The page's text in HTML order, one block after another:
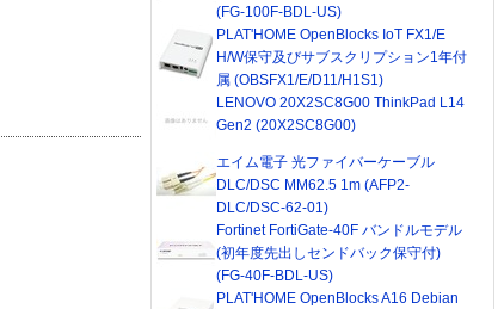
(FG-100F-BDL-US)
PLAT'HOME OpenBlocks IoT FX1/E
H/W保守及びサブスクリプション1年付
属 (OBSFX1/E/D11/H1S1)
LENOVO 20X2SC8G00 ThinkPad L14
Gen2 (20X2SC8G00)
エイム電子 光ファイバーケーブル
DLC/DSC MM62.5 1m (AFP2-
DLC/DSC-62-01)
Fortinet FortiGate-40F バンドルモデル
(初年度先出しセンドバック保守付)
(FG-40F-BDL-US)
PLAT'HOME OpenBlocks A16 Debian